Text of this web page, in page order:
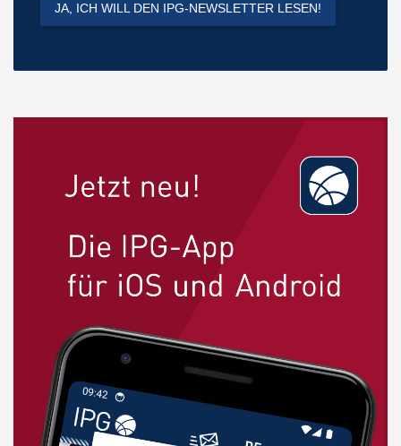
JA, ICH WILL DEN IPG-NEWSLETTER LESEN!